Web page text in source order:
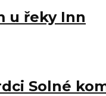
u řeky Inn
Solné